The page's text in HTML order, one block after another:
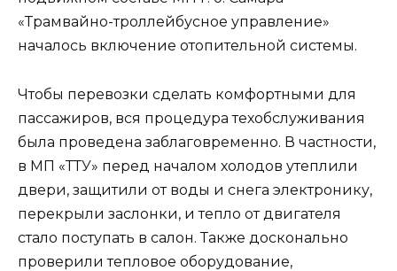
«Трамвайно-троллейбусное управление»
началось включение отопительной системы.
Чтобы перевозки сделать комфортными для
пассажиров, вся процедура техобслуживания
была проведена заблаговременно. В частности,
в МП «ТТУ» перед началом холодов утеплили
двери, защитили от воды и снега электронику,
перекрыли заслонки, и тепло от двигателя
стало поступать в салон. Также досконально
проверили тепловое оборудование,